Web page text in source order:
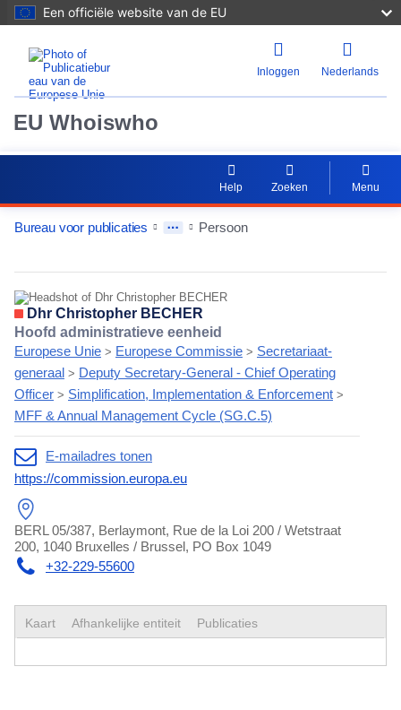
Een officiële website van de EU
Inloggen Nederlands
EU Whoiswho
Help Zoeken Menu
Bureau voor publicaties Persoon
EntityDetailActions
Dhr Christopher BECHER
Hoofd administratieve eenheid
Europese Unie > Europese Commissie > Secretariaat-
generaal > Deputy Secretary-General - Chief Operating
Officer > Simplification, Implementation & Enforcement >
MFF & Annual Management Cycle (SG.C.5)
E-mailadres tonen
https://commission.europa.eu
BERL 05/387, Berlaymont, Rue de la Loi 200 / Wetstraat
200, 1040 Bruxelles / Brussel, PO Box 1049
+32-229-55600
Kaart Afhankelijke entiteit Publicaties